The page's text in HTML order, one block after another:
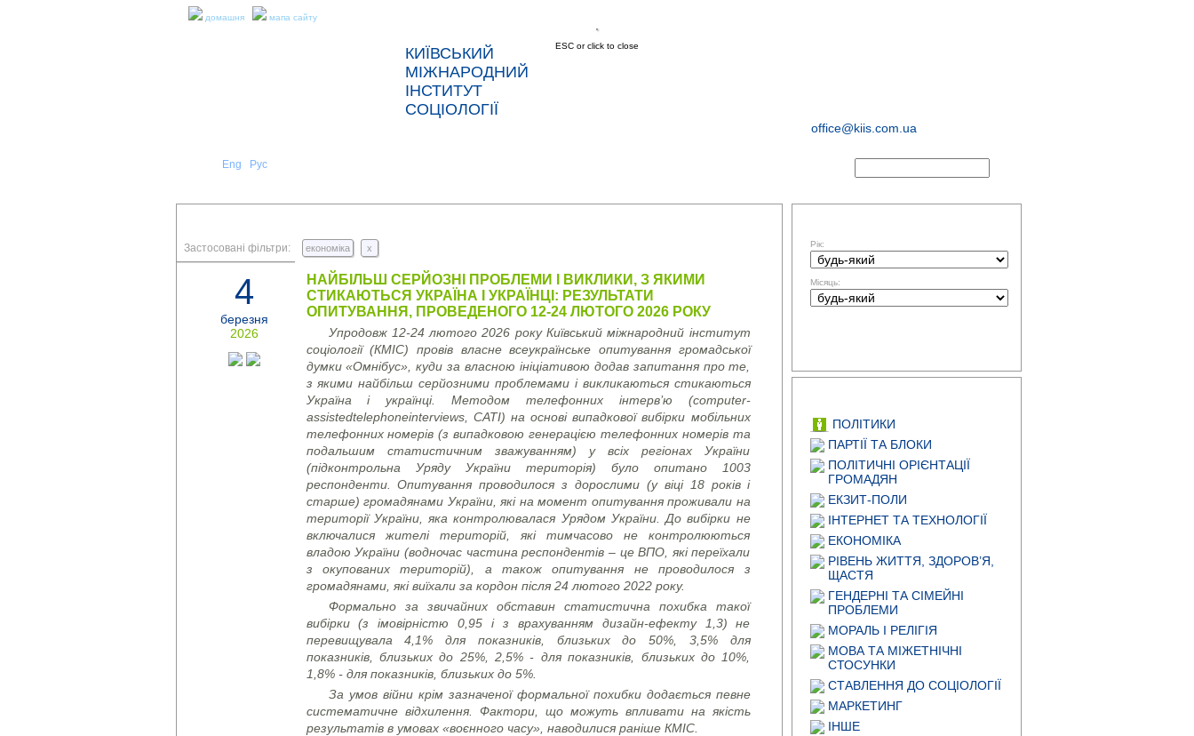
домашня мапа сайту
КИЇВСЬКИЙ
МІЖНАРОДНИЙ
ІНСТИТУТ
СОЦІОЛОГІЇ
office@kiis.com.ua
Eng Рус
ESC or click to close
Застосовані фільтри: економіка x
4
березня
2026
НАЙБІЛЬШ СЕРЙОЗНІ ПРОБЛЕМИ І ВИКЛИКИ, З ЯКИМИ
СТИКАЮТЬСЯ УКРАЇНА І УКРАЇНЦІ: РЕЗУЛЬТАТИ
ОПИТУВАННЯ, ПРОВЕДЕНОГО 12-24 ЛЮТОГО 2026 РОКУ
Упродовж 12-24 лютого 2026 року Київський міжнародний інститут
соціології (КМІС) провів власне всеукраїнське опитування громадської
думки «Омнібус», куди за власною ініціативою додав запитання про те,
з якими найбільш серйозними проблемами і викликаються стикаються
Україна і українці. Методом телефонних інтерв’ю (computer-
assistedtelephoneinterviews, CATI) на основі випадкової вибірки мобільних
телефонних номерів (з випадковою генерацією телефонних номерів та
подальшим статистичним зважуванням) у всіх регіонах України
(підконтрольна Уряду України територія) було опитано 1003
респонденти. Опитування проводилося з дорослими (у віці 18 років і
старше) громадянами України, які на момент опитування проживали на
території України, яка контролювалася Урядом України. До вибірки не
включалися жителі територій, які тимчасово не контролюються
владою України (водночас частина респондентів – це ВПО, які переїхали
з окупованих територій), а також опитування не проводилося з
громадянами, які виїхали за кордон після 24 лютого 2022 року.
Формально за звичайних обставин статистична похибка такої
вибірки (з імовірністю 0,95 і з врахуванням дизайн-ефекту 1,3) не
перевищувала 4,1% для показників, близьких до 50%, 3,5% для
показників, близьких до 25%, 2,5% - для показників, близьких до 10%,
1,8% - для показників, близьких до 5%.
За умов війни крім зазначеної формальної похибки додається певне
систематичне відхилення. Фактори, що можуть впливати на якість
результатів в умовах «воєнного часу», наводилися раніше КМІС.
Рік:
Місяць:
ПОЛІТИКИ
ПАРТІЇ ТА БЛОКИ
ПОЛІТИЧНІ ОРІЄНТАЦІЇ
ГРОМАДЯН
ЕКЗИТ-ПОЛИ
ІНТЕРНЕТ ТА ТЕХНОЛОГІЇ
ЕКОНОМІКА
РІВЕНЬ ЖИТТЯ, ЗДОРОВ’Я,
ЩАСТЯ
ГЕНДЕРНІ ТА СІМЕЙНІ
ПРОБЛЕМИ
МОРАЛЬ І РЕЛІГІЯ
МОВА ТА МІЖЕТНІЧНІ
СТОСУНКИ
СТАВЛЕННЯ ДО СОЦІОЛОГІЇ
МАРКЕТИНГ
ІНШЕ